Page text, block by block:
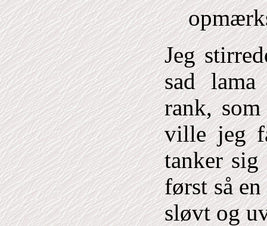
Jeg
sad
rank,
ville jeg
tanker
først så
sløvt og